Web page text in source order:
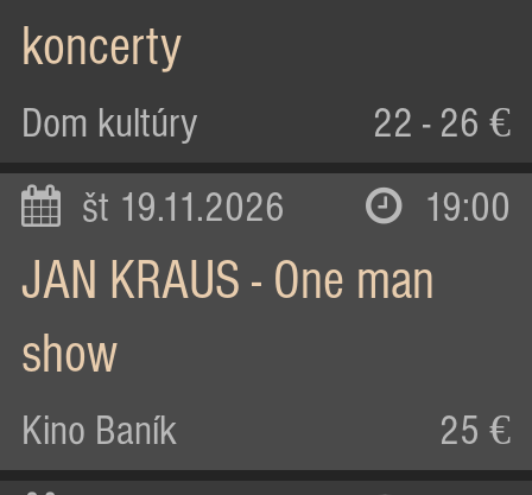
koncerty
Dom kultúry 22 - 26 €
št 19.11.2026 19:00
JAN KRAUS - One man
show
Kino Baník 25 €